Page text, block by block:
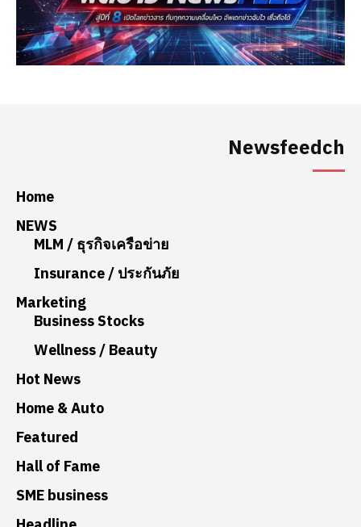
Newsfeedch
Home
NEWS
MLM / ธุรกิจเครือข่าย
Insurance / ประกันภัย
Marketing
Business Stocks
Wellness / Beauty
Hot News
Home & Auto
Featured
Hall of Fame
SME business